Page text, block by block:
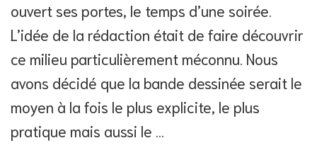
ouvert ses portes, le temps d’une soirée.
L’idée de la rédaction était de faire découvrir
ce milieu particulièrement méconnu. Nous
avons décidé que la bande dessinée serait le
moyen à la fois le plus explicite, le plus
pratique mais aussi le …